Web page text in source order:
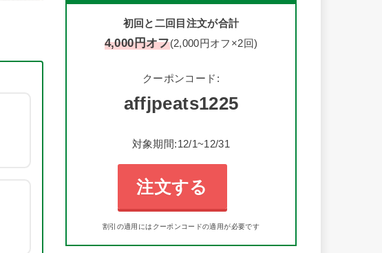
初回と二回目注文が合計
4,000円オフ(2,000円オフ×2回)
クーポンコード:
affjpeats1225
対象期間:12/1~12/31
注文する
割引の適用にはクーポンコードの適用が必要です